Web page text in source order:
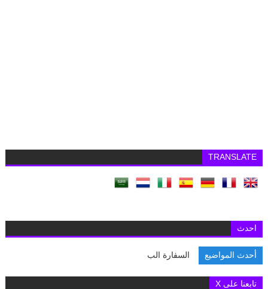
TRANSLATE
احدث
أحدث المواضيع السفارة البريطانية ب
تابعنا على X